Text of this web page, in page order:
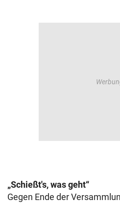
„Schießt's, was geht“
Gegen Ende der